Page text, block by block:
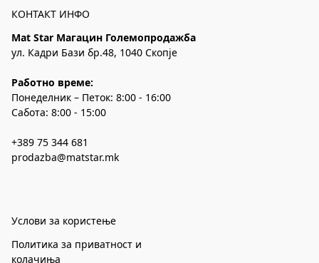
КОНТАКТ ИНФО
Mat Star Магацин Големопродажба
ул. Кадри Бази бр.48, 1040 Скопје
Работно време:
Понеделник – Петок: 8:00 - 16:00
Сабота: 8:00 - 15:00
+389 75 344 681
prodazba@matstar.mk
Услови за користење
Политика за приватност и
колачиња